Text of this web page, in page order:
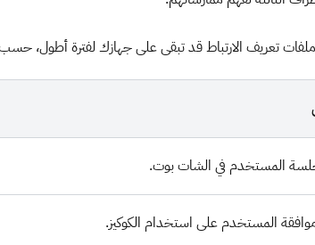
تعريف الارتباط قد تبقى على جهازك لفترة أطول،
المستخدم في الشات بوت.
المستخدم على استخدام الكوكيز.